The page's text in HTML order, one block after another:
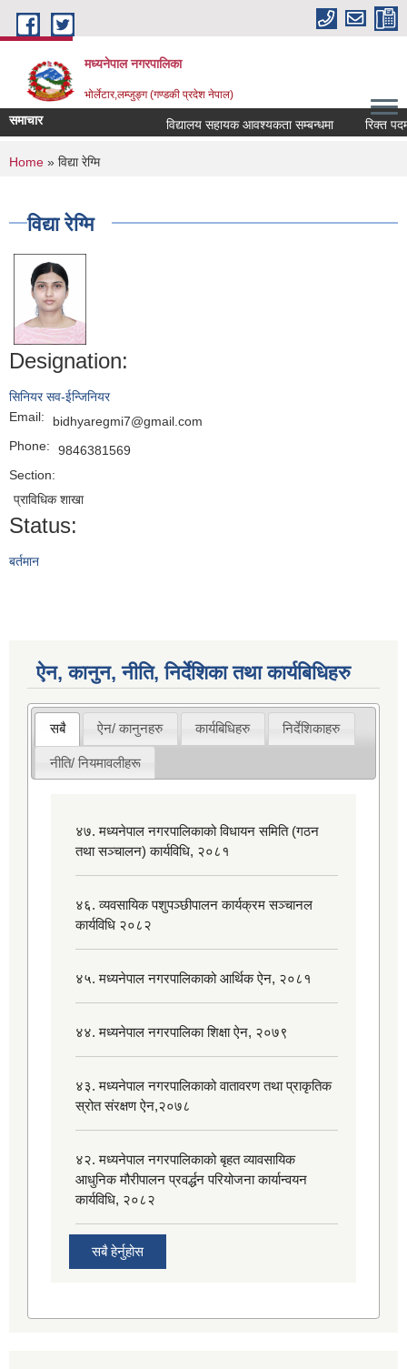
Skip to main content
मध्यनेपाल नगरपालिका
भोर्लेटार,लम्जुङ्ग (गण्डकी प्रदेश नेपाल)
समाचार विद्यालय सहायक आवश्यकता सम्बन्धमा रिक्त
You are here
Home » विद्या रेग्मि
विद्या रेग्मि
Designation:
सिनियर सव-ईन्जिनियर
Email:
bidhyaregmi7@gmail.com
Phone:
9846381569
Section:
प्राविधिक शाखा
Status:
बर्तमान
ऐन, कानुन, नीति, निर्देशिका तथा कार्यबिधिहरु
सबै ऐन/ कानुनहरु कार्यबिधिहरु निर्देशिकाहरु
नीति/ नियमावलीहरू
४७. मध्यनेपाल नगरपालिकाको विधायन समिति (गठन
तथा सञ्चालन) कार्यविधि, २०८१
४६. व्यवसायिक पशुपञ्छीपालन कार्यक्रम सञ्चानल
कार्यविधि २०८२
४५. मध्यनेपाल नगरपालिकाको आर्थिक ऐन, २०८१
४४. मध्यनेपाल नगरपालिका शिक्षा ऐन, २०७९
४३. मध्यनेपाल नगरपालिकाको वातावरण तथा प्राकृतिक
स्रोत संरक्षण ऐन,२०७८
४२. मध्यनेपाल नगरपालिकाको बृहत व्यावसायिक
आधुनिक मौरीपालन प्रवर्द्धन परियोजना कार्यान्वयन
कार्यविधि, २०८२
सबै हेर्नुहोस